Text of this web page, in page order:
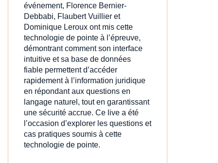
événement, Florence Bernier-
Debbabi, Flaubert Vuillier et
Dominique Leroux ont mis cette
technologie de pointe à l’épreuve,
démontrant comment son interface
intuitive et sa base de données
fiable permettent d’accéder
rapidement à l’information juridique
en répondant aux questions en
langage naturel, tout en garantissant
une sécurité accrue. Ce live a été
l’occasion d’explorer les questions et
cas pratiques soumis à cette
technologie de pointe.